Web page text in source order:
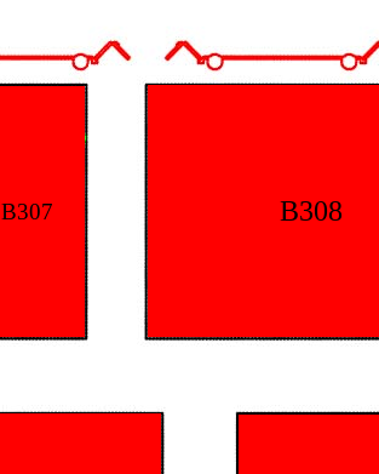
B307 B308